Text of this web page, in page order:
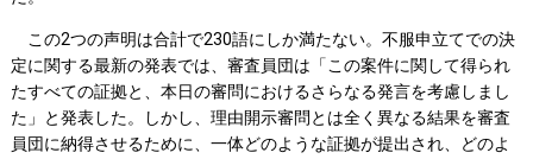
この2つの声明は合計で230語にしか満たない。不服申立てでの決
定に関する最新の発表では、審査員団は「この案件に関して得られ
たすべての証拠と、本日の審問におけるさらなる発言を考慮しまし
た」と発表した。しかし、理由開示審問とは全く異なる結果を審査
員団に納得させるために、一体どのような証拠が提出され、どのよ